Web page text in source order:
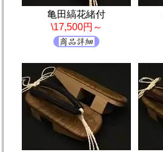
亀田縞花緒付
\17,500円～